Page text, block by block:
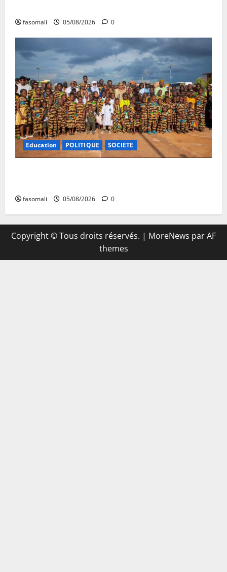
fasomali 05/08/2026 0
Education POLITIQUE SOCIETE
fasomali 05/08/2026 0
Copyright © Tous droits réservés. | MoreNews par AF
themes